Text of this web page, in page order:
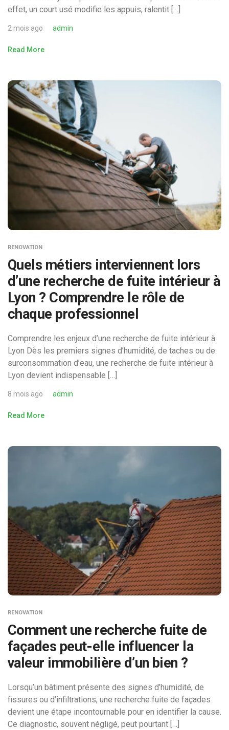
effet, un court usé modifie les appuis, ralentit […]
2 mois ago admin
Read More
RENOVATION
Quels métiers interviennent lors
d’une recherche de fuite intérieur à
Lyon ? Comprendre le rôle de
chaque professionnel
Comprendre les enjeux d’une recherche de fuite intérieur à
Lyon Dès les premiers signes d’humidité, de taches ou de
surconsommation d’eau, une recherche de fuite intérieur à
Lyon devient indispensable […]
8 mois ago admin
Read More
RENOVATION
Comment une recherche fuite de
façades peut-elle influencer la
valeur immobilière d’un bien ?
Lorsqu’un bâtiment présente des signes d’humidité, de
fissures ou d’infiltrations, une recherche fuite de façades
devient une étape incontournable pour en identifier la cause.
Ce diagnostic, souvent négligé, peut pourtant […]